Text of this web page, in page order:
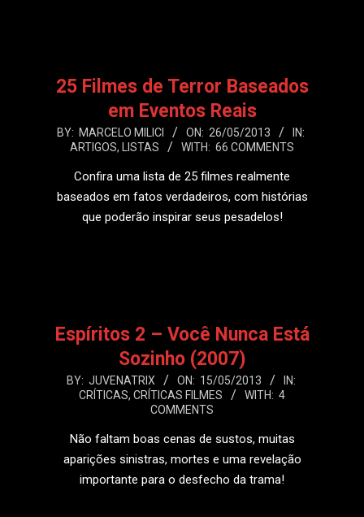
25 Filmes de Terror Baseados
em Eventos Reais
2013-
BY: MARCELO MILICI ON: 26/05/2013
IN:
ARTIGOS, LISTAS WITH: 66 COMMENTS
Confira uma lista de 25 filmes realmente
baseados em fatos verdadeiros, com histórias
que poderão inspirar seus pesadelos!
Espíritos 2 – Você Nunca Está
Sozinho (2007)
2013-
BY: JUVENATRIX ON: 15/05/2013
IN:
CRÍTICAS, CRÍTICAS FILMES WITH: 4
COMMENTS
Não faltam boas cenas de sustos, muitas
aparições sinistras, mortes e uma revelação
importante para o desfecho da trama!